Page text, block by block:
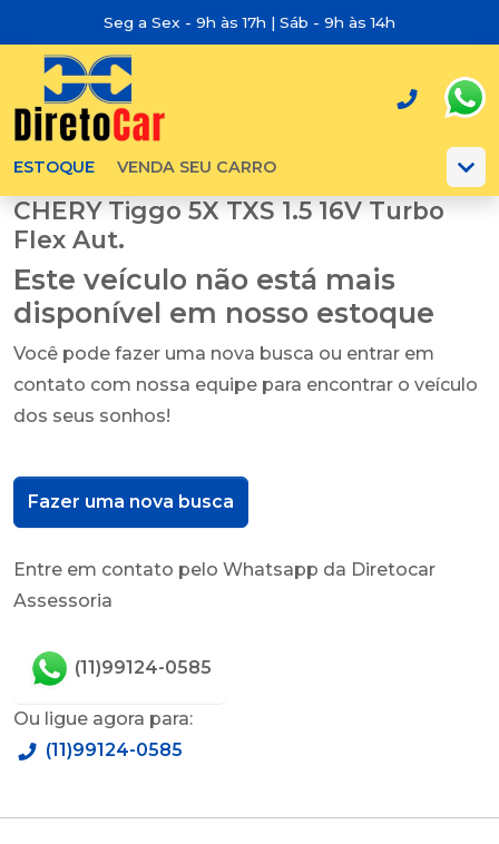
Seg a Sex - 9h às 17h | Sáb - 9h às 14h
ESTOQUE VENDA SEU CARRO
CHERY Tiggo 5X TXS 1.5 16V Turbo
Flex Aut.
Este veículo não está mais
disponível em nosso estoque
Você pode fazer uma nova busca ou entrar em
contato com nossa equipe para encontrar o veículo
dos seus sonhos!
Fazer uma nova busca
Entre em contato pelo Whatsapp da Diretocar
Assessoria
(11)99124-0585
Ou ligue agora para:
(11)99124-0585